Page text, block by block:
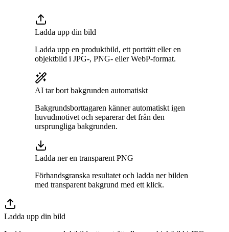
Ladda upp din bild
Ladda upp en produktbild, ett porträtt eller en
objektbild i JPG-, PNG- eller WebP-format.
AI tar bort bakgrunden automatiskt
Bakgrundsborttagaren känner automatiskt igen
huvudmotivet och separerar det från den
ursprungliga bakgrunden.
Ladda ner en transparent PNG
Förhandsgranska resultatet och ladda ner bilden
med transparent bakgrund med ett klick.
Ladda upp din bild